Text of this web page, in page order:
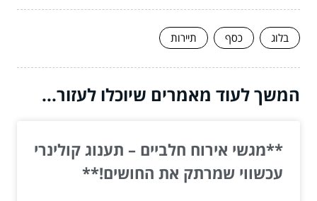
בלוג כסף תיירות
המשך לעוד מאמרים שיוכלו לעזור...
**מגשי אירוח חלביים – תענוג קולינרי
עכשווי שמרתק את החושים!**